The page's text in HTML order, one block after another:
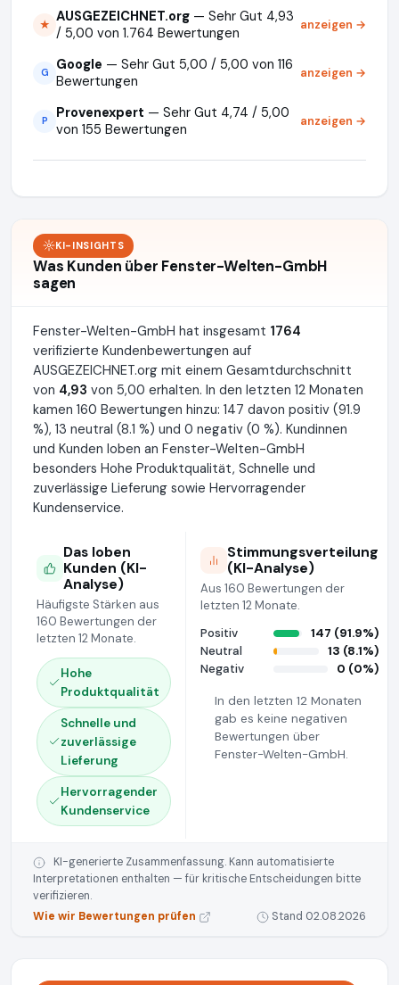
★ AUSGEZEICHNET.org — Sehr Gut 4,93
/ 5,00 von 1.764 Bewertungen
anzeigen →
G Google — Sehr Gut 5,00 / 5,00 von 116
Bewertungen
anzeigen →
P Provenexpert — Sehr Gut 4,74 / 5,00
von 155 Bewertungen
anzeigen →
KI-INSIGHTS
Was Kunden über Fenster-Welten-GmbH
sagen
Fenster-Welten-GmbH hat insgesamt 1764
verifizierte Kundenbewertungen auf
AUSGEZEICHNET.org mit einem Gesamtdurchschnitt
von 4,93 von 5,00 erhalten. In den letzten 12 Monaten
kamen 160 Bewertungen hinzu: 147 davon positiv (91.9
%), 13 neutral (8.1 %) und 0 negativ (0 %). Kundinnen
und Kunden loben an Fenster-Welten-GmbH
besonders Hohe Produktqualität, Schnelle und
zuverlässige Lieferung sowie Hervorragender
Kundenservice.
Das loben
Kunden (KI-
Analyse)
Häufigste Stärken aus
160 Bewertungen der
letzten 12 Monate.
Hohe
Produktqualität
Schnelle und
zuverlässige
Lieferung
Hervorragender
Kundenservice
Stimmungsverteilung
(KI-Analyse)
Aus 160 Bewertungen der
letzten 12 Monate.
Positiv
147 (91.9%)
Neutral
13 (8.1%)
Negativ
0 (0%)
In den letzten 12 Monaten
gab es keine negativen
Bewertungen über
Fenster-Welten-GmbH.
KI-generierte Zusammenfassung. Kann automatisierte
Interpretationen enthalten — für kritische Entscheidungen bitte
verifizieren.
Wie wir Bewertungen prüfen
Stand 02.08.2026